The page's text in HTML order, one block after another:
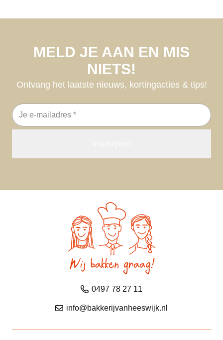
MELD JE AAN EN MIS
NIETS!
Ontvang het laatste nieuws, kortingacties & tips!
E-
mailadres
0497 78 27 11
info@bakkerijvanheeswijk.nl